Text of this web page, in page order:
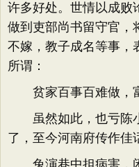
许多好处。世情以成败
做到吏部尚书留守官，
不嫁，教子成名等事，
所谓：
贫家百事百难做，富
虽然如此，也亏陈
了，至今河南府传作佳
兔演巷中担病害，闲